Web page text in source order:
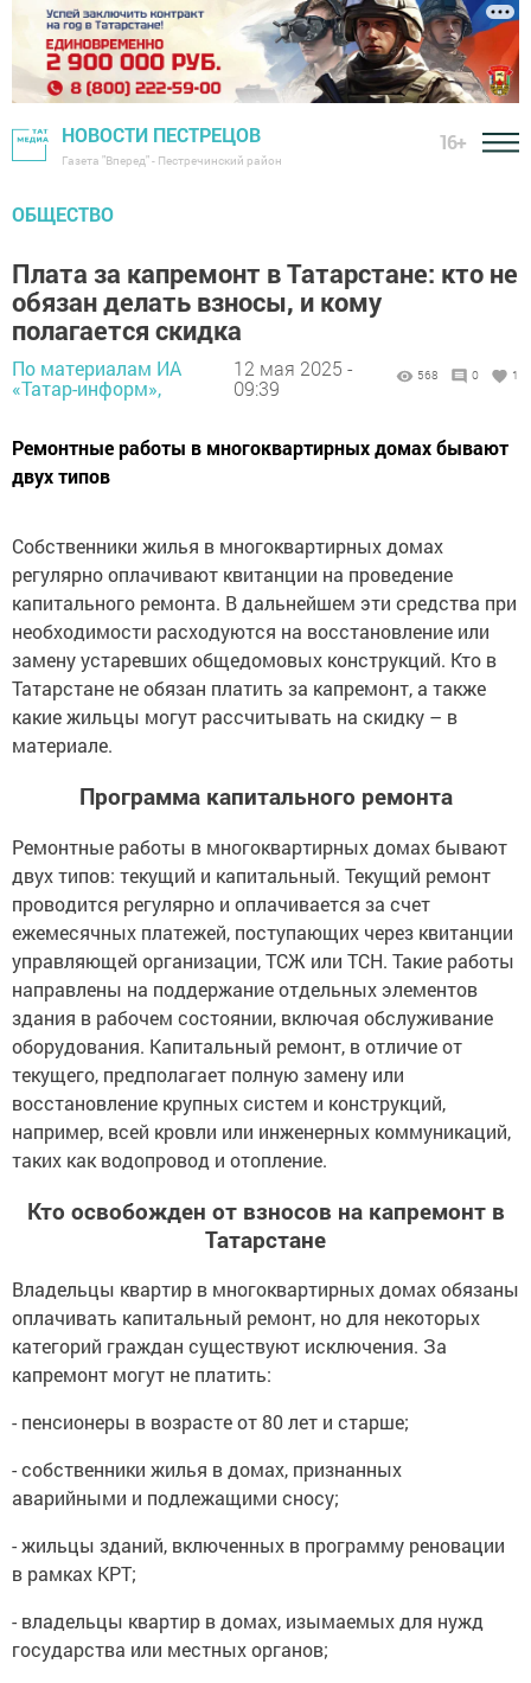
НОВОСТИ ПЕСТРЕЦОВ
Газета "Вперед" - Пестречинский район
16+
ОБЩЕСТВО
Плата за капремонт в Татарстане: кто не
обязан делать взносы, и кому
полагается скидка
По материалам ИА
«Татар-информ»,
12 мая 2025 -
09:39
568 0 1
Ремонтные работы в многоквартирных домах бывают
двух типов
Собственники жилья в многоквартирных домах
регулярно оплачивают квитанции на проведение
капитального ремонта. В дальнейшем эти средства при
необходимости расходуются на восстановление или
замену устаревших общедомовых конструкций. Кто в
Татарстане не обязан платить за капремонт, а также
какие жильцы могут рассчитывать на скидку – в
материале.
Программа капитального ремонта
Ремонтные работы в многоквартирных домах бывают
двух типов: текущий и капитальный. Текущий ремонт
проводится регулярно и оплачивается за счет
ежемесячных платежей, поступающих через квитанции
управляющей организации, ТСЖ или ТСН. Такие работы
направлены на поддержание отдельных элементов
здания в рабочем состоянии, включая обслуживание
оборудования. Капитальный ремонт, в отличие от
текущего, предполагает полную замену или
восстановление крупных систем и конструкций,
например, всей кровли или инженерных коммуникаций,
таких как водопровод и отопление.
Кто освобожден от взносов на капремонт в
Татарстане
Владельцы квартир в многоквартирных домах обязаны
оплачивать капитальный ремонт, но для некоторых
категорий граждан существуют исключения. За
капремонт могут не платить:
- пенсионеры в возрасте от 80 лет и старше;
- собственники жилья в домах, признанных
аварийными и подлежащими сносу;
- жильцы зданий, включенных в программу реновации
в рамках КРТ;
- владельцы квартир в домах, изымаемых для нужд
государства или местных органов;